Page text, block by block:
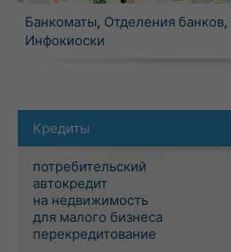
Банкоматы, Отделения банков,
Инфокиоски
Кредиты
потребительский
автокредит
на недвижимость
для малого бизнеса
перекредитование